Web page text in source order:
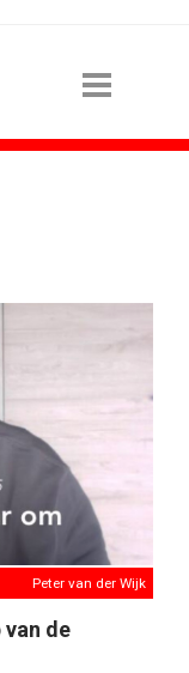
Peter van der Wijk
de